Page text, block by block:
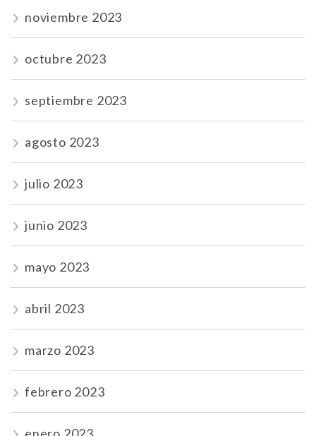
noviembre 2023
octubre 2023
septiembre 2023
agosto 2023
julio 2023
junio 2023
mayo 2023
abril 2023
marzo 2023
febrero 2023